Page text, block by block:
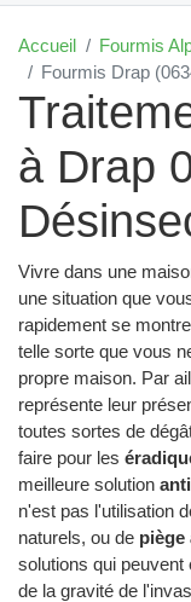
Accueil
Fourmis
Fourmis Drap
à Drap
Vivre dans une
une situation que
rapidement se
telle sorte que vous
propre maison. Par
représente leur
toutes sortes de
faire pour les
meilleure solution
n'est pas l'utilisation
naturels, ou de
solutions qui peuvent
de la gravité de